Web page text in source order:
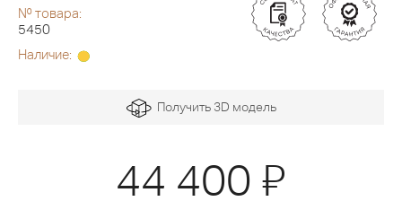
№ товара:
5450
Наличие:
Получить 3D модель
44 400 Я